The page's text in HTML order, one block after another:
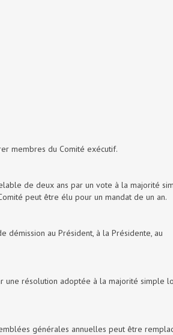
membres du Comité exécutif.
de deux ans par un vote à la majorité
peut être élu pour un mandat de un an.
au Président, à la Présidente, au
une résolution adoptée à la majorité simple
générales annuelles peut être